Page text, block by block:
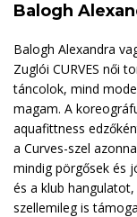
Balogh
Balogh Alexandra
Zuglói CURVES női
táncolok, mind
magam. A
aquafittness
a Curves-szel
mindig pörgősek és
és a klub
szellemileg is